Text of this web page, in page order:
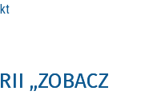
„ZOBACZ